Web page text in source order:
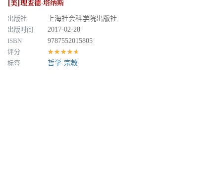
[美]理查德·塔纳斯
出版社
上海社会科学院出版社
出版时间
2017-02-28
ISBN
9787552015805
评分
★★★★★
标签 哲学 宗教